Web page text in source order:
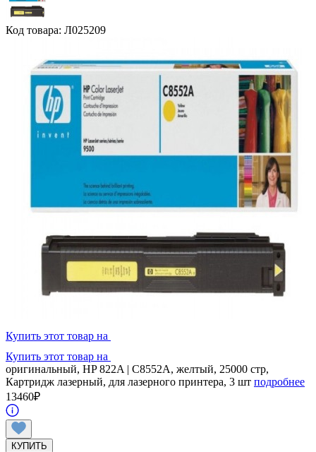
Код товара: Л025209
Купить этот товар на
Купить этот товар на
оригинальный, HP 822A | C8552A, желтый, 25000 стр,
Картридж лазерный, для лазерного принтера, 3 шт подробнее
13460₽
КУПИТЬ